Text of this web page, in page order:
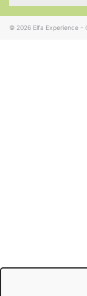
© 2026 Elfa Experience -